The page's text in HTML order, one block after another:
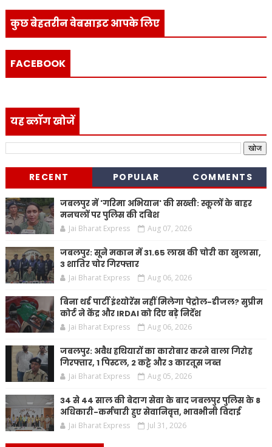
कुछ बेहतरीन वेबसाइट आपके लिए
FACEBOOK
यह ब्लॉग खोजें
RECENT POPULAR COMMENTS
जबलपुर में 'गरिमा अभियान' की सख्ती: स्कूलों के बाहर
मनचलों पर पुलिस की दबिश
Jai Bharat Express Aug 07, 2026
जबलपुर: सूने मकान में 31.65 लाख की चोरी का खुलासा,
3 शातिर चोर गिरफ्तार
Jai Bharat Express Aug 06, 2026
बिना थर्ड पार्टी इंश्योरेंस नहीं मिलेगा पेट्रोल-डीजल? सुप्रीम
कोर्ट ने केंद्र और IRDAI को दिए बड़े निर्देश
Jai Bharat Express Aug 06, 2026
जबलपुर: अवैध हथियारों का कारोबार करने वाला गिरोह
गिरफ्तार, 1 पिस्टल, 2 कट्टे और 3 कारतूस जब्त
Jai Bharat Express Aug 05, 2026
34 से 44 साल की बेदाग सेवा के बाद जबलपुर पुलिस के 8
अधिकारी-कर्मचारी हुए सेवानिवृत्त, भावभीनी विदाई
Jai Bharat Express Jul 31, 2026